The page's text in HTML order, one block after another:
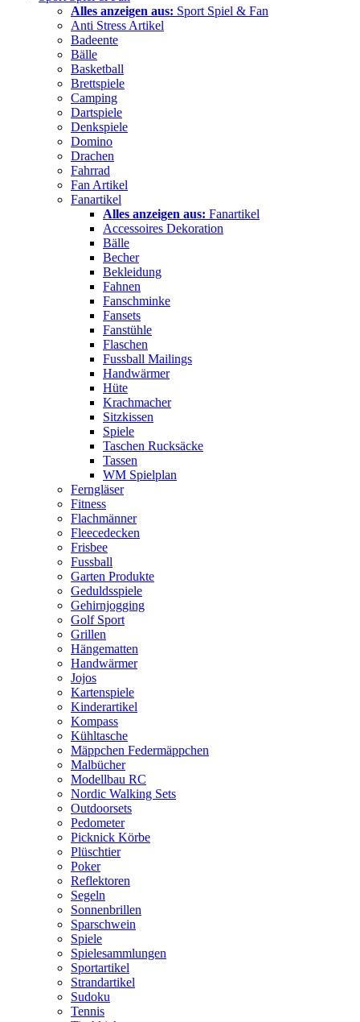
Alles anzeigen aus: Sport Spiel & Fan
Anti Stress Artikel
Badeente
Bälle
Basketball
Brettspiele
Camping
Dartspiele
Denkspiele
Domino
Drachen
Fahrrad
Fan Artikel
Fanartikel
Alles anzeigen aus: Fanartikel
Accessoires Dekoration
Bälle
Becher
Bekleidung
Fahnen
Fanschminke
Fansets
Fanstühle
Flaschen
Fussball Mailings
Handwärmer
Hüte
Krachmacher
Sitzkissen
Spiele
Taschen Rucksäcke
Tassen
WM Spielplan
Ferngläser
Fitness
Flachmänner
Fleecedecken
Frisbee
Fussball
Garten Produkte
Geduldsspiele
Gehirnjogging
Golf Sport
Grillen
Hängematten
Handwärmer
Jojos
Kartenspiele
Kinderartikel
Kompass
Kühltasche
Mäppchen Federmäppchen
Malbücher
Modellbau RC
Nordic Walking Sets
Outdoorsets
Pedometer
Picknick Körbe
Plüschtier
Poker
Reflektoren
Segeln
Sonnenbrillen
Sparschwein
Spiele
Spielesammlungen
Sportartikel
Strandartikel
Sudoku
Tennis